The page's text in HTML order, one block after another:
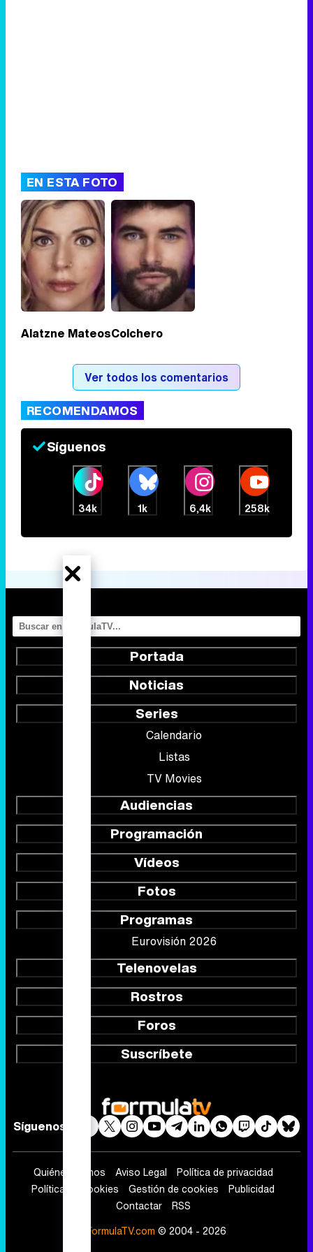
EN ESTA FOTO
Alatzne MateosColchero
Ver todos los comentarios
RECOMENDAMOS
Síguenos
34k 1k 6,4k 258k
Portada
Noticias
Series
Calendario
Listas
TV Movies
Audiencias
Programación
Vídeos
Fotos
Programas
Eurovisión 2026
Telenovelas
Rostros
Foros
Suscríbete
Síguenos
Quiénes somos Aviso Legal
Política de privacidad
Política de cookies
Gestión de cookies
Publicidad
Contactar
RSS
FormulaTV.com © 2004 - 2026